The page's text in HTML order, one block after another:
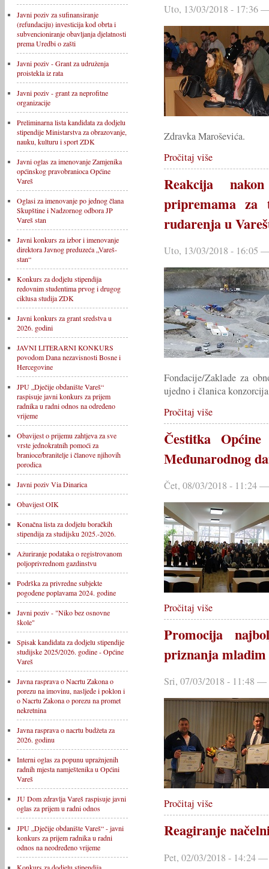
Javni poziv za sufinansiranje
(refundaciju) investicija kod obrta i
subvencioniranje obavljanja djelatnosti
prema Uredbi o zašti
Javni poziv - Grant za udruženja
proistekla iz rata
Javni poziv - grant za neprofitne
organizacije
Preliminarna lista kandidata za dodjelu
stipendije Ministarstva za obrazovanje,
nauku, kulturu i sport ZDK
Javni oglas za imenovanje Zamjenika
općinskog pravobranioca Općine
Vareš
Oglasi za imenovanje po jednog člana
Skupštine i Nadzornog odbora JP
Vareš stan
Javni konkurs za izbor i imenovanje
direktora Javnog preduzeća „Vareš-
stan“
Konkurs za dodjelu stipendija
redovnim studentima prvog i drugog
ciklusa studija ZDK
Javni konkurs za grant sredstva u
2026. godini
JAVNI LITERARNI KONKURS
povodom Dana nezavisnosti Bosne i
Hercegovine
JPU „Dječije obdanište Vareš“
raspisuje javni konkurs za prijem
radnika u radni odnos na određeno
vrijeme
Obavijest o prijemu zahtjeva za sve
vrste jednokratnih pomoći za
branioce/branitelje i članove njihovih
porodica
Javni poziv Via Dinarica
Obavijest OIK
Konačna lista za dodjelu boračkih
stipendija za studijsku 2025.-2026.
Ažuriranje podataka o registrovanom
poljoprivrednom gazdinstvu
Podrška za privredne subjekte
pogođene poplavama 2024. godine
Javni poziv - "Niko bez osnovne
škole"
Spisak kandidata za dodjelu stipendije
studijske 2025/2026. godine - Općine
Vareš
Javna rasprava o Nacrtu Zakona o
porezu na imovinu, nasljeđe i poklon i
o Nacrtu Zakona o porezu na promet
nekretnina
Javna rasprava o nacrtu budžeta za
2026. godinu
Interni oglas za popunu upražnjenih
radnih mjesta namještenika u Općini
Vareš
JU Dom zdravlja Vareš raspisuje javni
oglas za prijem u radni odnos
JPU „Dječije obdanište Vareš“ - javni
konkurs za prijem radnika u radni
odnos na neodređeno vrijeme
Uto, 13/03/2018 - 17:36
Zdravka Maroševića.
Pročitaj više
Reakcija
pripremama za
rudarenja u
Uto, 13/03/2018 - 16:05
Fondacije/Zaklade za
ujedno i članica
Pročitaj više
Čestitka
Međunarodnog
Čet, 08/03/2018 - 11:24
Pročitaj više
Promocija
priznanja
Sri, 07/03/2018 - 11:48
Pročitaj više
Reagiranje
Pet, 02/03/2018 - 14:24